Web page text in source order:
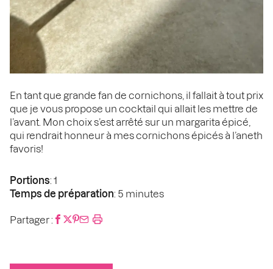
En tant que grande fan de cornichons, il fallait à tout prix
que je vous propose un cocktail qui allait les mettre de
l’avant. Mon choix s’est arrêté sur un margarita épicé,
qui rendrait honneur à mes cornichons épicés à l’aneth
favoris!
Portions: 1
Temps de préparation: 5 minutes
Partager :